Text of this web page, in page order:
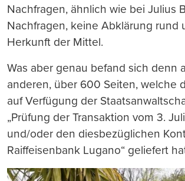
Nachfragen, ähnlich wie bei Julius
Nachfragen, keine Abklärung rund
Herkunft der Mittel.
Was aber genau befand sich denn
anderen, über 600 Seiten, welche
auf Verfügung der
„Prüfung der Transaktion vom 3.
und/oder den diesbezüglichen
Raiffeisenbank Lugano“ geliefert